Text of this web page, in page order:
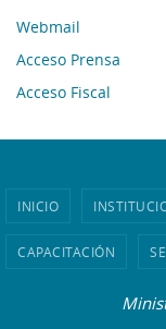
Webmail
Acceso Prensa
Acceso Fiscal
INICIO
CAPACITACIÓN